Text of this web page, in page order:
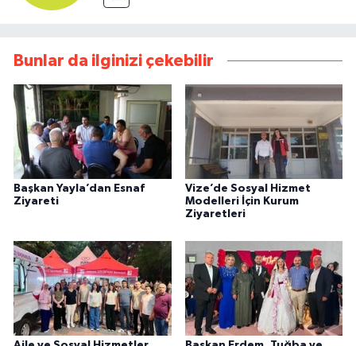
Bunlar da ilginizi çekebilir
Başkan Yayla’dan Esnaf
Ziyareti
Vize’de Sosyal Hizmet
Modelleri İçin Kurum
Ziyaretleri